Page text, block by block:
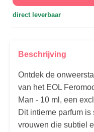
direct leverbaar
Beschrijving
Ontdek de
van het EOL
Man - 10 ml, een
Dit intieme parfum
vrouwen die subtiel